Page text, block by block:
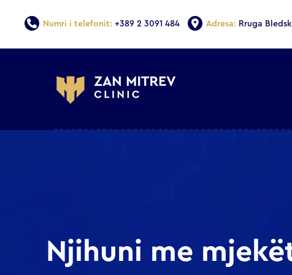
Numri i telefonit: +389 2 3091 484 Adresa: Rruga
Njihuni me